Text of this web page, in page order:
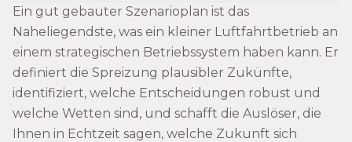
Ein gut gebauter Szenarioplan ist das
Naheliegendste, was ein kleiner Luftfahrtbetrieb an
einem strategischen Betriebssystem haben kann. Er
definiert die Spreizung plausibler Zukünfte,
identifiziert, welche Entscheidungen robust und
welche Wetten sind, und schafft die Auslöser, die
Ihnen in Echtzeit sagen, welche Zukunft sich